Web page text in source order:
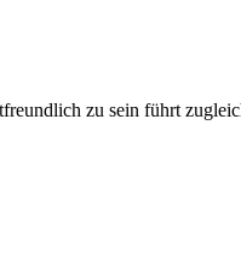
zu sein führt